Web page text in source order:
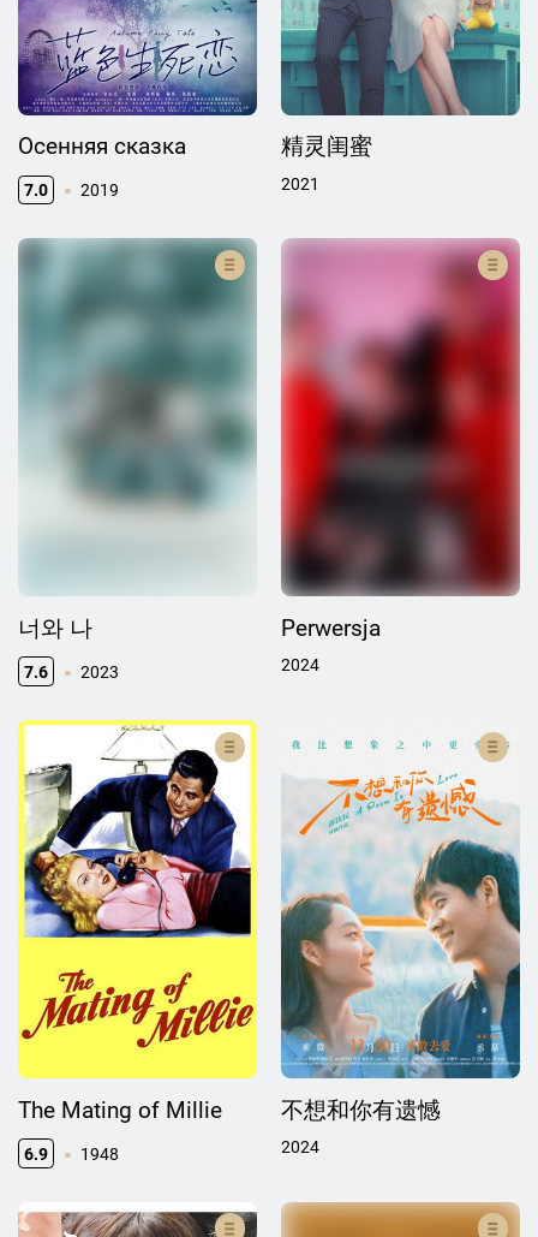
Осенняя сказка
7.0 2019
精灵闺蜜
2021
너와 나
7.6 2023
Perwersja
2024
The Mating of Millie
6.9 1948
不想和你有遗憾
2024